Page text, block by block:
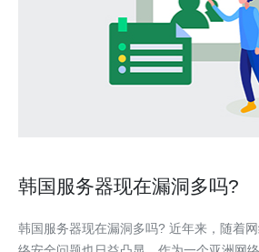
韩国服务器现在漏洞多吗?
韩国服务器现在漏洞多吗? 近年来，随着网络技术的不断发展，网